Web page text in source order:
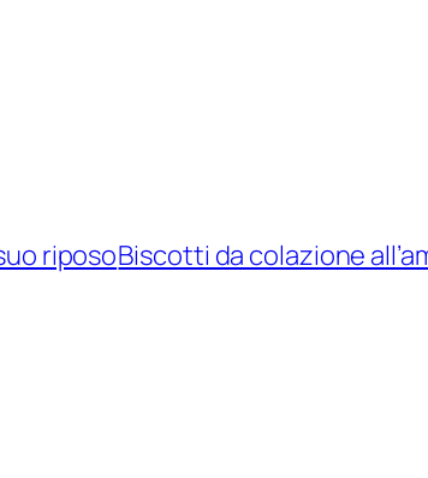
riposoBiscotti da colazione